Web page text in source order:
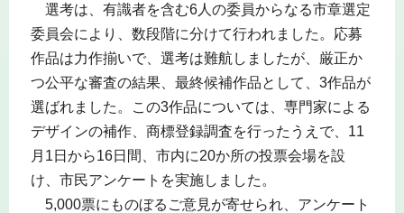
選考は、有識者を含む6人の委員からなる市章選定
委員会により、数段階に分けて行われました。応募
作品は力作揃いで、選考は難航しましたが、厳正か
つ公平な審査の結果、最終候補作品として、3作品が
選ばれました。この3作品については、専門家による
デザインの補作、商標登録調査を行ったうえで、11
月1日から16日間、市内に20か所の投票会場を設
け、市民アンケートを実施しました。
5,000票にものぼるご意見が寄せられ、アンケート